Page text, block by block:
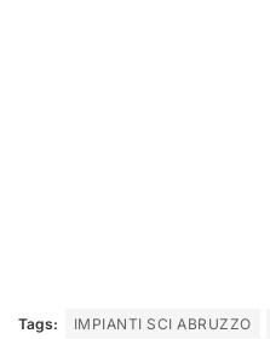
Tags: IMPIANTI SCI ABRUZZO